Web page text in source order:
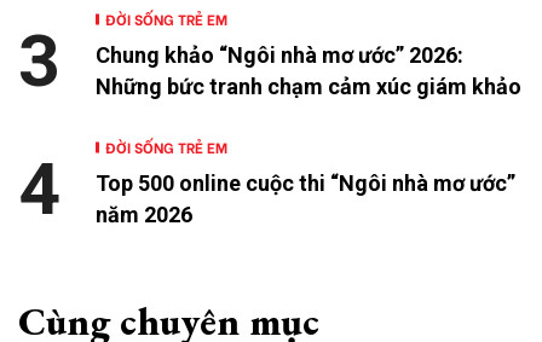
ĐỜI SỐNG TRẺ EM
Chung khảo “Ngôi nhà mơ ước” 2026:
Những bức tranh chạm cảm xúc giám khảo
3
ĐỜI SỐNG TRẺ EM
Top 500 online cuộc thi “Ngôi nhà mơ ước”
năm 2026
4
Cùng chuyên mục